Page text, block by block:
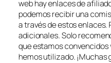
web hay enlaces de
podemos recibir una
a través de estos enlaces.
adicionales. Solo
que estamos
hemos utilizado. ¡Muchas